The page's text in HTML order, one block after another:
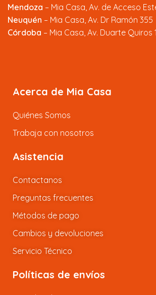
Mendoza – Mia Casa, Av. de Acceso
Neuquén – Mia Casa, Av. Dr Ramón 355
Córdoba – Mia Casa, Av. Duarte Quiros
Acerca de Mia Casa
Quiénes Somos
Trabaja con nosotros
Asistencia
Contactanos
Preguntas frecuentes
Métodos de pago
Cambios y devoluciones
Servicio Técnico
Políticas de envíos